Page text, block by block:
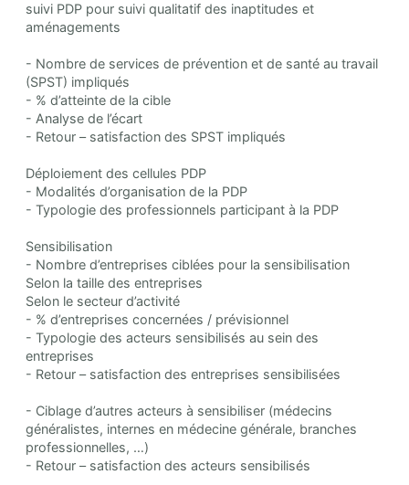
suivi PDP pour suivi qualitatif des inaptitudes et
aménagements
- Nombre de services de prévention et de santé au travail
(SPST) impliqués
- % d’atteinte de la cible
- Analyse de l’écart
- Retour – satisfaction des SPST impliqués
Déploiement des cellules PDP
- Modalités d’organisation de la PDP
- Typologie des professionnels participant à la PDP
Sensibilisation
- Nombre d’entreprises ciblées pour la sensibilisation
Selon la taille des entreprises
Selon le secteur d’activité
- % d’entreprises concernées / prévisionnel
- Typologie des acteurs sensibilisés au sein des
entreprises
- Retour – satisfaction des entreprises sensibilisées
- Ciblage d’autres acteurs à sensibiliser (médecins
généralistes, internes en médecine générale, branches
professionnelles, …)
- Retour – satisfaction des acteurs sensibilisés